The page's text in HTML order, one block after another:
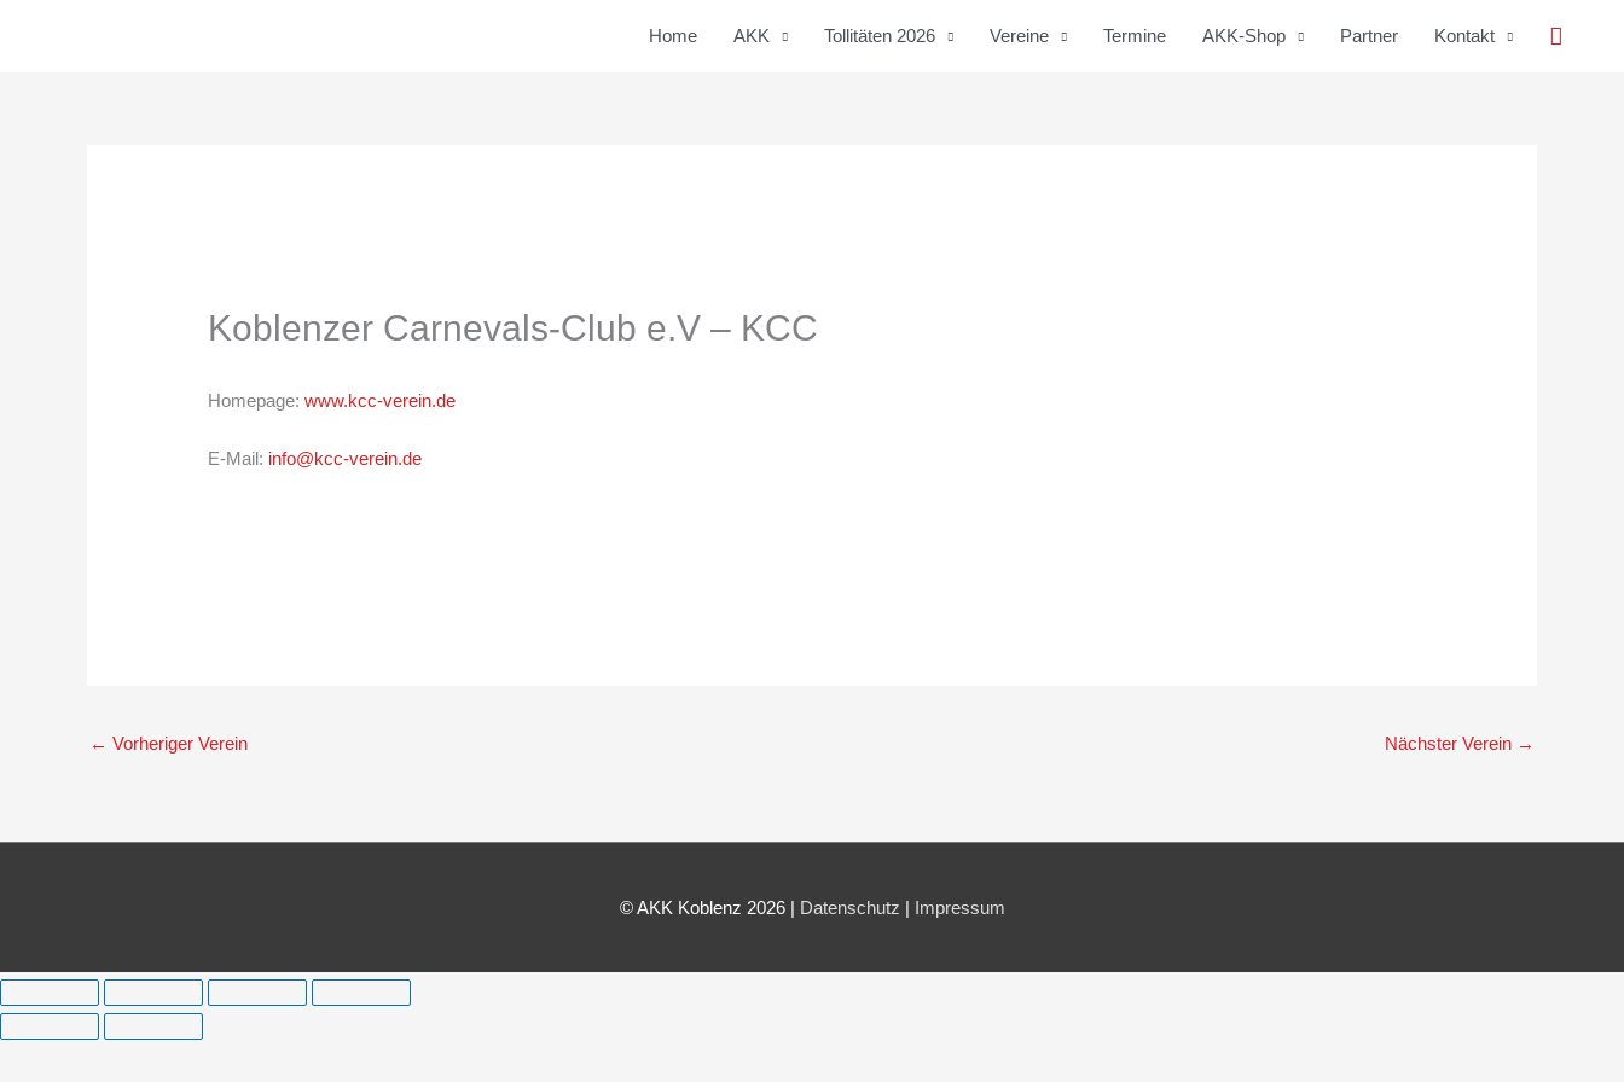
Home AKK Tollitäten 2026 Vereine Termine AKK-Shop Partner Kontakt
Koblenzer Carnevals-Club e.V – KCC
Homepage:www.kcc-verein.de
E-Mail: info@kcc-verein.de
← Vorheriger Verein Nächster Verein →
© AKK Koblenz 2026 | Datenschutz | Impressum